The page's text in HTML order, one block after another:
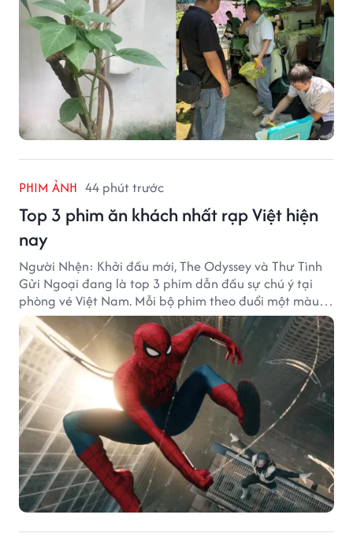
PHIM ẢNH 44 phút trước
Top 3 phim ăn khách nhất rạp Việt hiện
nay
Người Nhện: Khởi đầu mới, The Odyssey và Thư Tình
Gửi Ngoại đang là top 3 phim dẫn đầu sự chú ý tại
phòng vé Việt Nam. Mỗi bộ phim theo đuổi một màu
sắc khác nhau nhưng đều ghi nhận những thành tích
doanh thu đáng chú ý.